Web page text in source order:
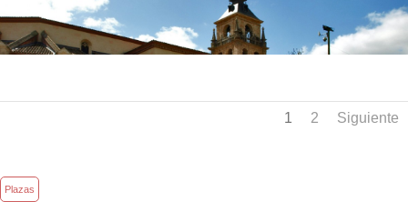
1 2 Siguiente
Plazas